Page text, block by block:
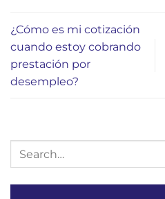
¿Cómo es mi cotización
cuando estoy cobrando
prestación por
desempleo?